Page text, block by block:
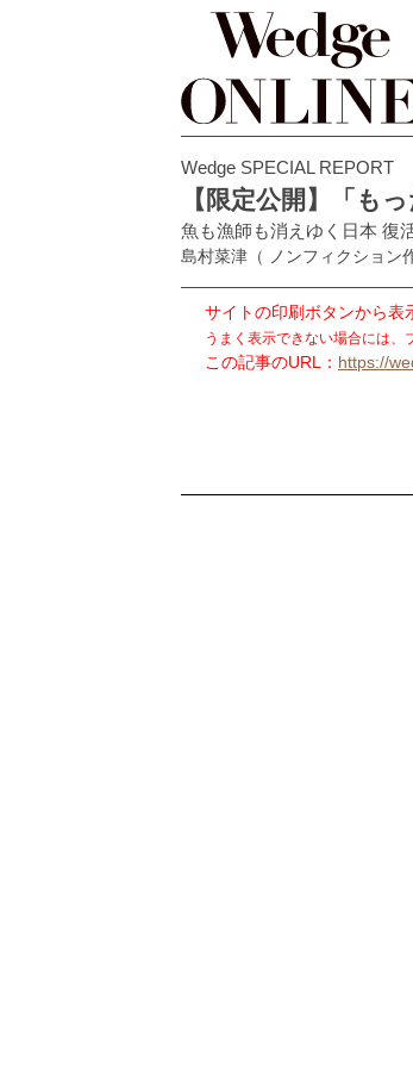
Wedge SPECIAL REPORT
【限定公開】「も
魚も漁師も消えゆく日本 復
島村菜津 （ ノンフィクション
サイトの印刷ボタンから表
うまく表示できない場合には、
この記事のURL： https://